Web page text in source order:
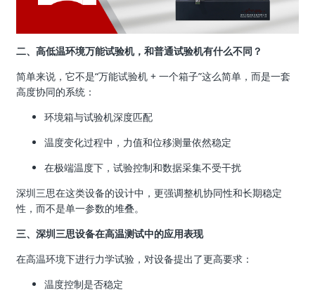
二、高低温环境万能试验机，和普通试验机有什么不同？
简单来说，它不是“万能试验机 + 一个箱子”这么简单，而是一套
高度协同的系统：
环境箱与试验机深度匹配
温度变化过程中，力值和位移测量依然稳定
在极端温度下，试验控制和数据采集不受干扰
深圳三思在这类设备的设计中，更强调整机协同性和长期稳定
性，而不是单一参数的堆叠。
三、深圳三思设备在高温测试中的应用表现
在高温环境下进行力学试验，对设备提出了更高要求：
温度控制是否稳定